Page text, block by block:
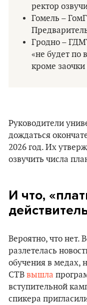
ректор
Гомель –
Гродно –
«не будет по
кроме
Руководители
дождаться
2026 год. Их
озвучить числа
И что,
Вероятно, что нет.
разлетелась
обучения в медах,
СТВ вышла
вступительной
спикера